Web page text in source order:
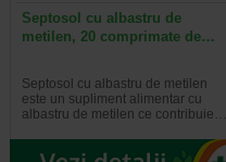
Septosol cu albastru de
metilen, 20 comprimate de…
Septosol cu albastru de metilen
este un supliment alimentar cu
albastru de metilen ce contribuie…